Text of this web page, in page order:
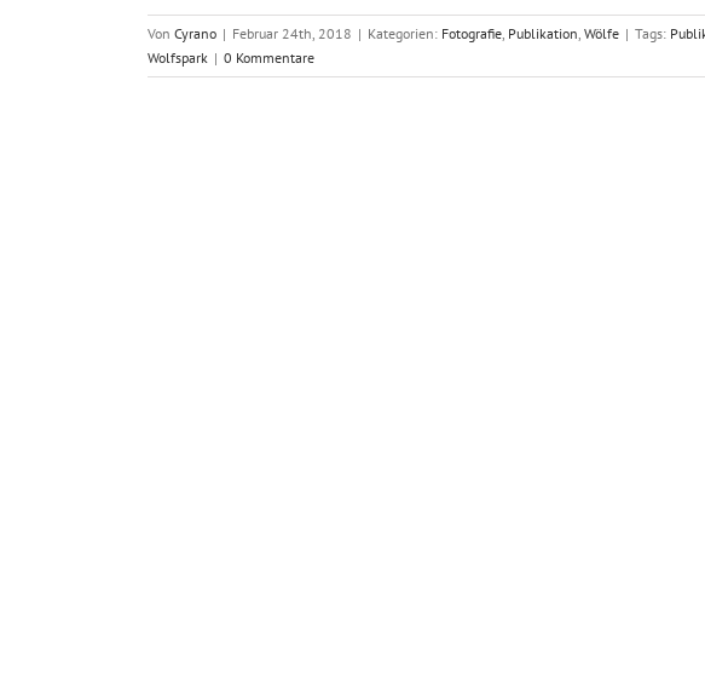
Von Cyrano | Februar 24th, 2018 | Kategorien: Fotografie, Publikation, Wölfe | Tags:
Wolfspark | 0 Kommentare